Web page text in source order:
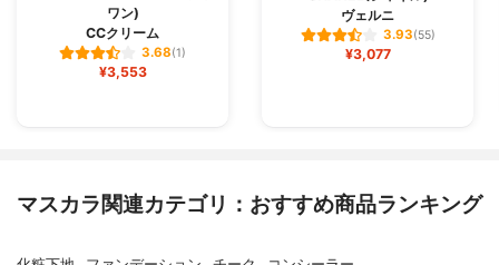
ワン)
CCクリーム
3.68(1)
¥3,553
ヴェルニ
3.93(55)
¥3,077
マスカラ関連カテゴリ：おすすめ商品ランキング